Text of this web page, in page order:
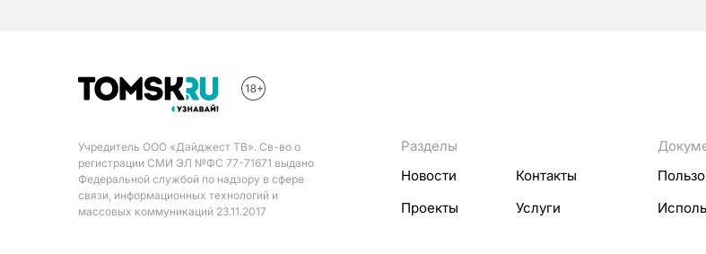
Учредитель ООО «Дайджест ТВ». Св-во о
регистрации СМИ ЭЛ №ФС 77-71671 выдано
Федеральной службой по надзору в сфере
связи, информационных технологий и
массовых коммуникаций 23.11.2017
Разделы
Новости
Контакты
Проекты
Услуги